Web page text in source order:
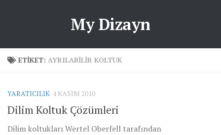
My Dizayn
ETIKET: AYRILABILIR KOLTUK
YARATICILIK 4 KASIM 2010
Dilim Koltuk Çözümleri
Dilim koltukları Wertel Oberfell tarafından